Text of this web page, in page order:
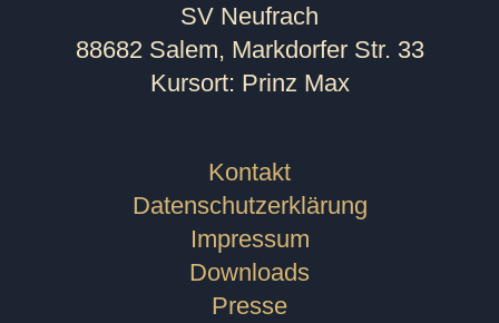
SV Neufrach
88682 Salem, Markdorfer Str. 33
Kursort: Prinz Max
Kontakt
Datenschutzerklärung
Impressum
Downloads
Presse